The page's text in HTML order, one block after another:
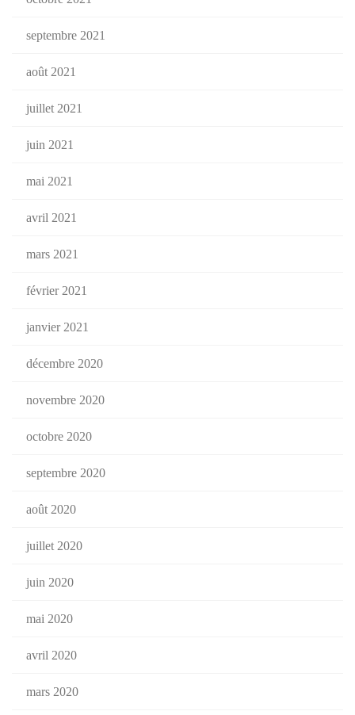
septembre 2021
août 2021
juillet 2021
juin 2021
mai 2021
avril 2021
mars 2021
février 2021
janvier 2021
décembre 2020
novembre 2020
octobre 2020
septembre 2020
août 2020
juillet 2020
juin 2020
mai 2020
avril 2020
mars 2020